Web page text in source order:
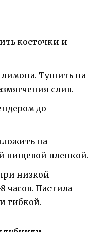
косточки и
лимона. Тушить на
слив.
до
на
пищевой пленкой.
низкой
часов. Пастила
гибкой.